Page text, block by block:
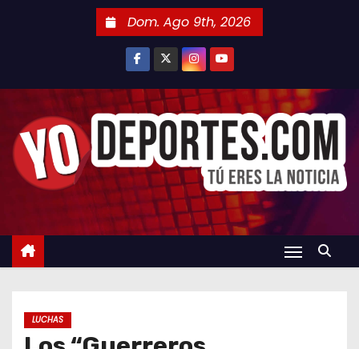
n
Dom. Ago 9th, 2026
LUCHAS